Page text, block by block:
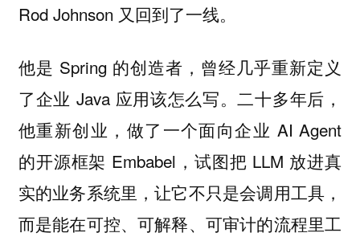
Rod Johnson 又回到了一线。
他是 Spring 的创造者，曾经几乎重新定义
了企业 Java 应用该怎么写。二十多年后，
他重新创业，做了一个面向企业 AI Agent
的开源框架 Embabel，试图把 LLM 放进真
实的业务系统里，让它不只是会调用工具，
而是能在可控、可解释、可审计的流程里工